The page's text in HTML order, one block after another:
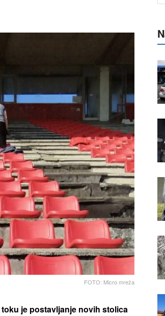
FOTO: Micro mreža
je postavljanje novih stolica